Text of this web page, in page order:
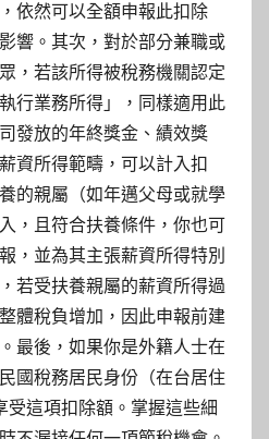
依然可以全額申報此扣除
響。其次，對於部分兼職或
，若該所得被稅務機關認定
行業務所得」，同樣適用此
發放的年終獎金、績效獎
資所得範疇，可以計入扣
的親屬（如年邁父母或就學
，且符合扶養條件，你也可
，並為其主張薪資所得特別
若受扶養親屬的薪資所得過
體稅負增加，因此申報前建
最後，如果你是外籍人士在
國稅務居民身份（在台居住
受這項扣除額。掌握這些細